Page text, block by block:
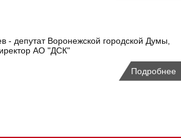
- депутат Воронежской городской Думы,
АО "ДСК"
Подробнее